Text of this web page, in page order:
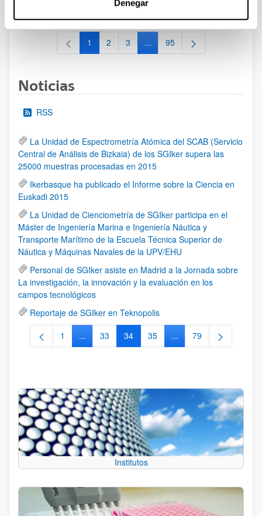
Denegar
al 30/07/2026 (ambos incluídos)
Página
1 Página
2 Página
3 ...Páginas intermedias Use TAB
Página
95
Noticias
RSS
La Unidad de Espectrometría Atómica del SCAB (Servicio
Central de Análisis de Bizkaia) de los SGIker supera las
25000 muestras procesadas en 2015
Ikerbasque ha publicado el Informe sobre la Ciencia en
Euskadi 2015
La Unidad de Cienciometría de SGIker participa en el
Máster de Ingeniería Marina e Ingeniería Náutica y
Transporte Marítimo de la Escuela Técnica Superior de
Náutica y Máquinas Navales de la UPV/EHU
Personal de SGIker asiste en Madrid a la Jornada sobre
La investigación, la innovación y la evaluación en los
campos tecnológicos
Reportaje de SGIker en Teknopolis
Página
1 ...Páginas intermedias Use TAB para desplazarse.
Página
33 Página
34 Página
35 ...Páginas intermedias
Página
79
Institutos